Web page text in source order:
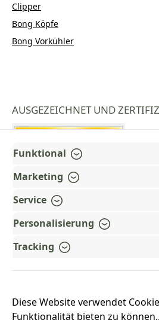
Clipper
Bong Köpfe
Bong Vorkühler
AUSGEZEICHNET UND
Funktional
Marketing
Service
Personalisierung
Tracking
Diese Website verwendet
Funktionalität bieten zu